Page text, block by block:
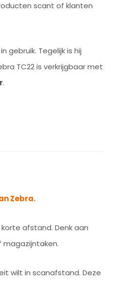
scant of klanten
gebruik. Tegelijk is hij
TC22 is verkrijgbaar met
.
Zebra.
afstand. Denk aan
wilt in scanafstand. Deze